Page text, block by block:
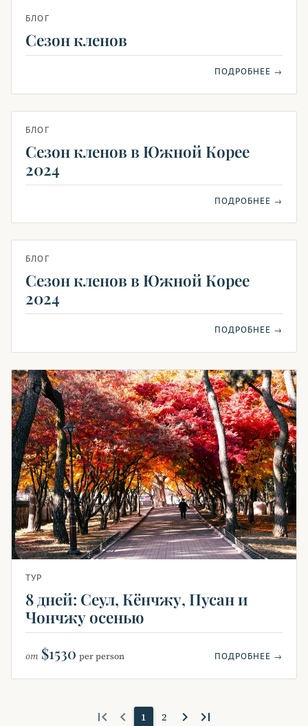
БЛОГ
Сезон кленов
ПОДРОБНЕЕ →
БЛОГ
Сезон кленов в Южной Корее
2024
ПОДРОБНЕЕ →
БЛОГ
Сезон кленов в Южной Корее
2024
ПОДРОБНЕЕ →
ТУР
8 дней: Сеул, Кёнчжу, Пусан и
Чончжу осенью
от $1530 per person ПОДРОБНЕЕ →
first_page keyboard_arrow_left 1 2 keyboard_arrow_right last_page